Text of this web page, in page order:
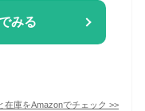
みる
在庫をAmazonでチェック >>